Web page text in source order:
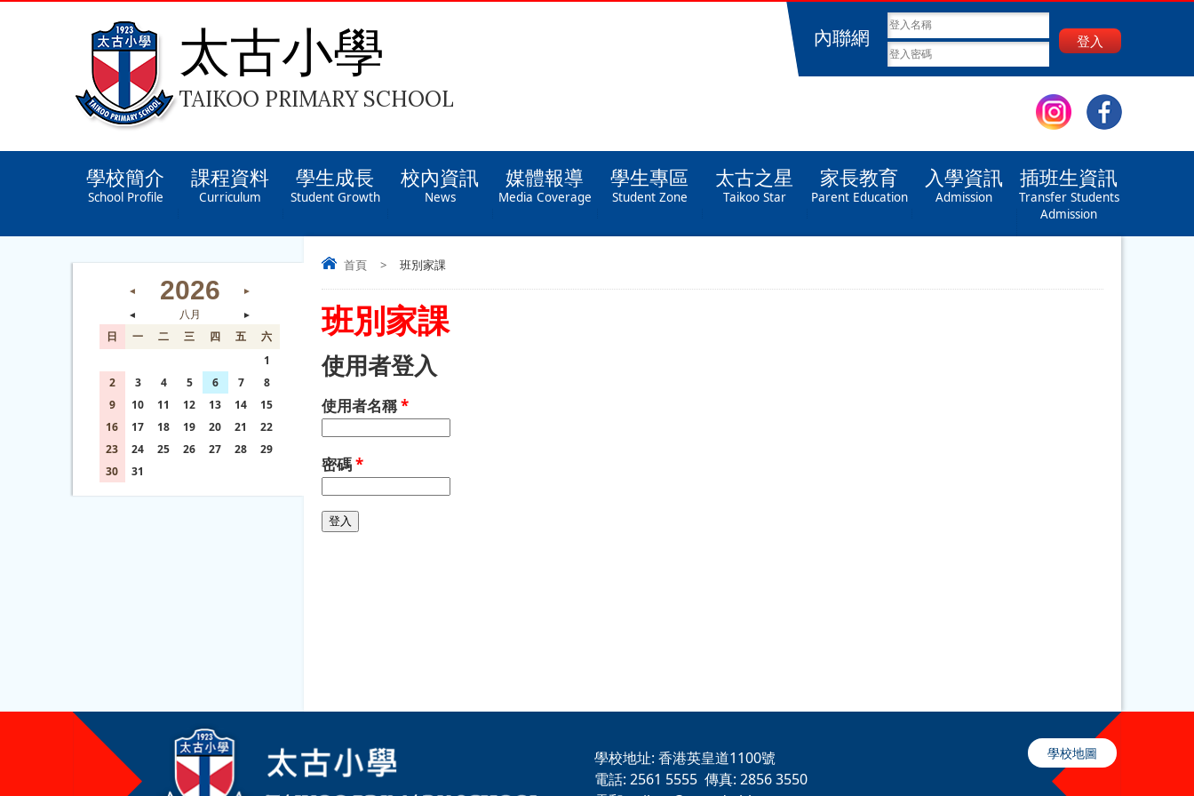
太古小學
TAIKOO PRIMARY SCHOOL
內聯網 登入
學校簡介
School Profile
課程資料
Curriculum
學生成長
Student Growth
校內資訊
News
媒體報導
Media Coverage
學生專區
Student Zone
太古之星
Taikoo Star
家長教育
Parent Education
入學資訊
Admission
插班生資訊
Transfer Students
Admission
首頁 > 班別家課
班別家課
使用者登入
使用者名稱*
密碼*
◄ 2026
►
◄
八月 ►
日 一 二 三 四 五
六
1
2
3 4 5 6 7
8
9
10 11 12 13 14
15
16
17 18 19 20 21
22
23
24 25 26 27 28
29
30
31
學校地址: 香港英皇道1100號
電話: 2561 5555 傳真: 2856 3550
學校地圖